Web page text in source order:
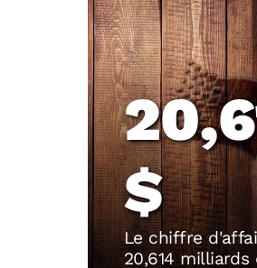
$
Le chiffre
20,614 milliards